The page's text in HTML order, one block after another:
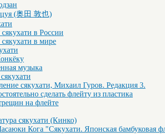
(奥田 敦也)
в России
в мире
музыка
сякухати, Михаил Гуров. Редакция 3.
сделать флейту из пластика
на флейте
сякухати (Кинко)
Кога "Сякухати. Японская бамбуковая